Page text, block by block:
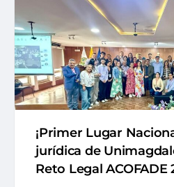
¡Primer Lugar
jurídica de
Reto Legal ACOFADE